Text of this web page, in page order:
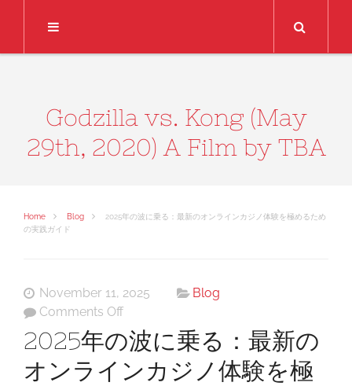
Godzilla vs. Kong (May
29th, 2020) A Film by TBA
Home Blog
2025年の波に乗る：最新のオンラインカジノ体験を極めるため
の実践ガイド
November 11, 2025
Blog
Comments Offon
2025
年
の
2025年の波に乗る：最新の
オンラインカジノ体験を極